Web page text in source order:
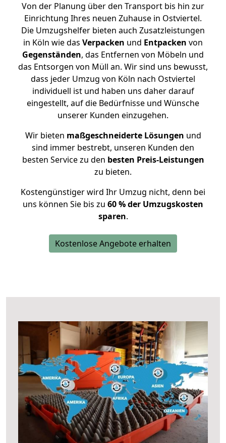
Von der Planung über den Transport bis hin zur
Einrichtung Ihres neuen Zuhause in Ostviertel.
Die Umzugshelfer bieten auch Zusatzleistungen
in Köln wie das Verpacken und Entpacken von
Gegenständen, das Entfernen von Möbeln und
das Entsorgen von Müll an. Wir sind uns bewusst,
dass jeder Umzug von Köln nach Ostviertel
individuell ist und haben uns daher darauf
eingestellt, auf die Bedürfnisse und Wünsche
unserer Kunden einzugehen.
Wir bieten maßgeschneiderte Lösungen und
sind immer bestrebt, unseren Kunden den
besten Service zu den besten Preis-Leistungen
zu bieten.
Kostengünstiger wird Ihr Umzug nicht, denn bei
uns können Sie bis zu 60 % der Umzugskosten
sparen.
Kostenlose Angebote erhalten